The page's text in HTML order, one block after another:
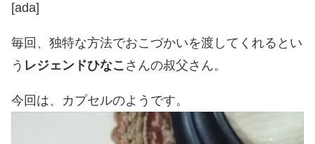
[ada]
毎回、独特な方法でおこづかいを渡してくれるとい
う レジェンドひなこ さんの叔父さん。
今回は、カプセルのようです。